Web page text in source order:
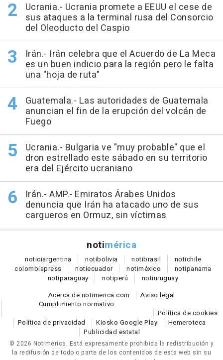
Ucrania.- Ucrania promete a EEUU el cese de
sus ataques a la terminal rusa del Consorcio
del Oleoducto del Caspio
Irán.- Irán celebra que el Acuerdo de La Meca
es un buen indicio para la región pero le falta
una "hoja de ruta"
Guatemala.- Las autoridades de Guatemala
anuncian el fin de la erupción del volcán de
Fuego
Ucrania.- Bulgaria ve "muy probable" que el
dron estrellado este sábado en su territorio
era del Ejército ucraniano
Irán.- AMP.- Emiratos Árabes Unidos
denuncia que Irán ha atacado uno de sus
cargueros en Ormuz, sin víctimas
notimérica
noticiargentina notibolivia notibrasil notichile
colombiapress notiecuador notiméxico notipanama
notiparaguay notiperú notiuruguay
Acerca de notimerica.com
Aviso legal
Cumplimiento normativo
Política de cookies
Política de privacidad
Kiosko Google Play
Hemeroteca
Publicidad estatal
© 2026 Notimérica. Está expresamente prohibida la redistribución y
la redifusión de todo o parte de los contenidos de esta web sin su